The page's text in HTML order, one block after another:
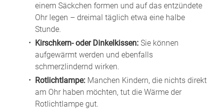
einem Säckchen formen und auf das entzündete
Ohr legen – dreimal täglich etwa eine halbe
Stunde.
Kirschkern- oder Dinkelkissen: Sie können
aufgewärmt werden und ebenfalls
schmerzlindernd wirken.
Rotlichtlampe: Manchen Kindern, die nichts direkt
am Ohr haben möchten, tut die Wärme der
Rotlichtlampe gut.